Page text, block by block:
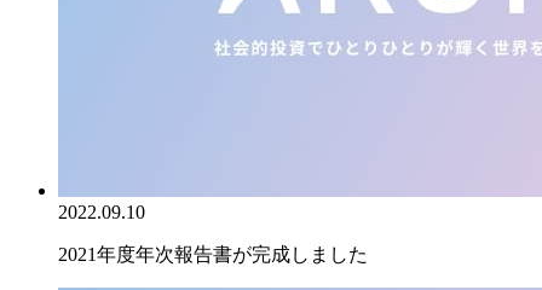
2022.09.10
2021年度年次報告書が完成しました